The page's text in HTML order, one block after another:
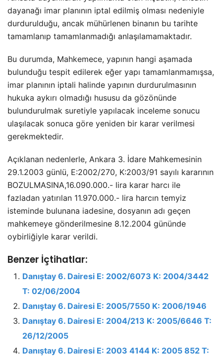
dayanağı imar planının iptal edilmiş olması nedeniyle
durdurulduğu, ancak mühürlenen binanın bu tarihte
tamamlanıp tamamlanmadığı anlaşılamamaktadır.
Bu durumda, Mahkemece, yapının hangi aşamada
bulunduğu tespit edilerek eğer yapı tamamlanmamışsa,
imar planının iptali halinde yapının durdurulmasının
hukuka aykırı olmadığı hususu da gözönünde
bulundurulmak suretiyle yapılacak inceleme sonucu
ulaşılacak sonuca göre yeniden bir karar verilmesi
gerekmektedir.
Açıklanan nedenlerle, Ankara 3. İdare Mahkemesinin
29.1.2003 günlü, E:2002/270, K:2003/91 sayılı kararının
BOZULMASINA,16.090.000.- lira karar harcı ile
fazladan yatırılan 11.970.000.- lira harcın temyiz
isteminde bulunana iadesine, dosyanın adı geçen
mahkemeye gönderilmesine 8.12.2004 gününde
oybirliğiyle karar verildi.
Benzer İçtihatlar:
Danıştay 6. Dairesi E: 2002/6073 K: 2004/3442
T: 02/06/2004
Danıştay 6. Dairesi E: 2005/7550 K: 2006/1946
Danıştay 6. Dairesi E: 2004/213 K: 2005/6646 T:
26/12/2005
Danıştay 6. Dairesi E: 2003 4144 K: 2005 852 T: